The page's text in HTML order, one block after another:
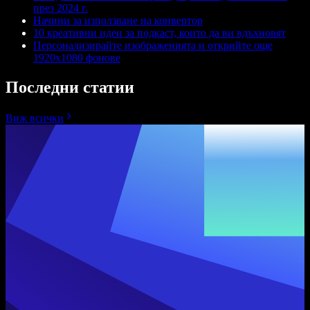
през 2024 г.
Начини за използване на конвертор
10 креативни идеи за подкаст, които да ви вдъхновят
Персонализирайте изображенията и открийте още
1920x1080 фонове
Последни статии
Виж всички